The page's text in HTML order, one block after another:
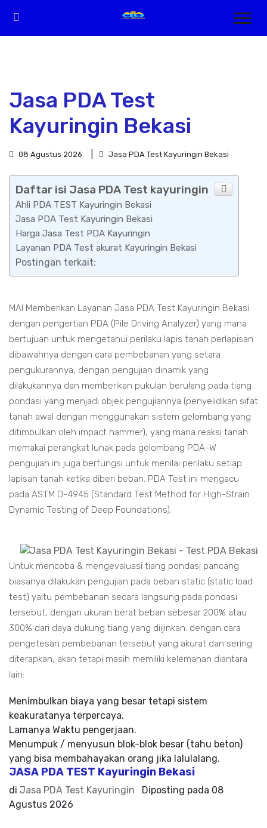
Jasa PDA Test
Kayuringin Bekasi
08 Agustus 2026 Jasa PDA Test Kayuringin Bekasi
Daftar isi Jasa PDA Test kayuringin
Ahli PDA TEST Kayuringin Bekasi
Jasa PDA Test Kayuringin Bekasi
Harga Jasa Test PDA Kayuringin
Layanan PDA Test akurat Kayuringin Bekasi
Postingan terkait:
MAI Memberikan Layanan Jasa PDA Test Kayuringin Bekasi
dengan pengertian PDA (Pile Driving Analyzer) yang mana
bertujuan untuk mengetahui perilaku lapis tanah perlapisan
dibawahnya dengan cara pembebanan yang setara
pengukurannya, dengan pengujian dinamik yang
dilakukannya dan memberikan pukulan berulang pada tiang
pondasi yang menjadi objek pengujiannya (penyelidikan sifat
tanah awal dengan menggunakan sistem gelombang yang
ditimbulkan oleh impact hammer), yang mana reaksi tanah
memakai perangkat lunak pada gelombang PDA-W
pengujian ini juga berfungsi untuk menilai perilaku setiap
lapisan tanah ketika diberi beban. PDA Test ini mengacu
pada ASTM D-4945 (Standard Test Method for High-Strain
Dynamic Testing of Deep Foundations).
Untuk mencoba & mengevaluasi tiang pondasi pancang
biasanya dilakukan pengujian pada beban static (static load
test) yaitu pembebanan secara langsung pada pondasi
tersebut, dengan ukuran berat beban sebesar 200% atau
300% dari daya dukung tiang yang diijinkan. dengan cara
pengetesan pembebanan tersebut yang akurat dan sering
diterapkan, akan tetapi masih memiliki kelemahan diantara
lain:
Menimbulkan biaya yang besar tetapi sistem
keakuratanya terpercaya.
Lamanya Waktu pengerjaan.
Menumpuk / menyusun blok-blok besar (tahu beton)
yang bisa membahayakan orang jika lalulalang.
JASA PDA TEST Kayuringin Bekasi
di Jasa PDA Test Kayuringin Diposting pada 08
Agustus 2026